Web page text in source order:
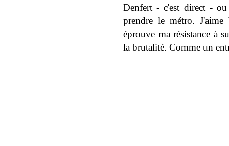
Denfert - c'est direct -
prendre le métro.
éprouve ma résistance à
la brutalité. Comme un